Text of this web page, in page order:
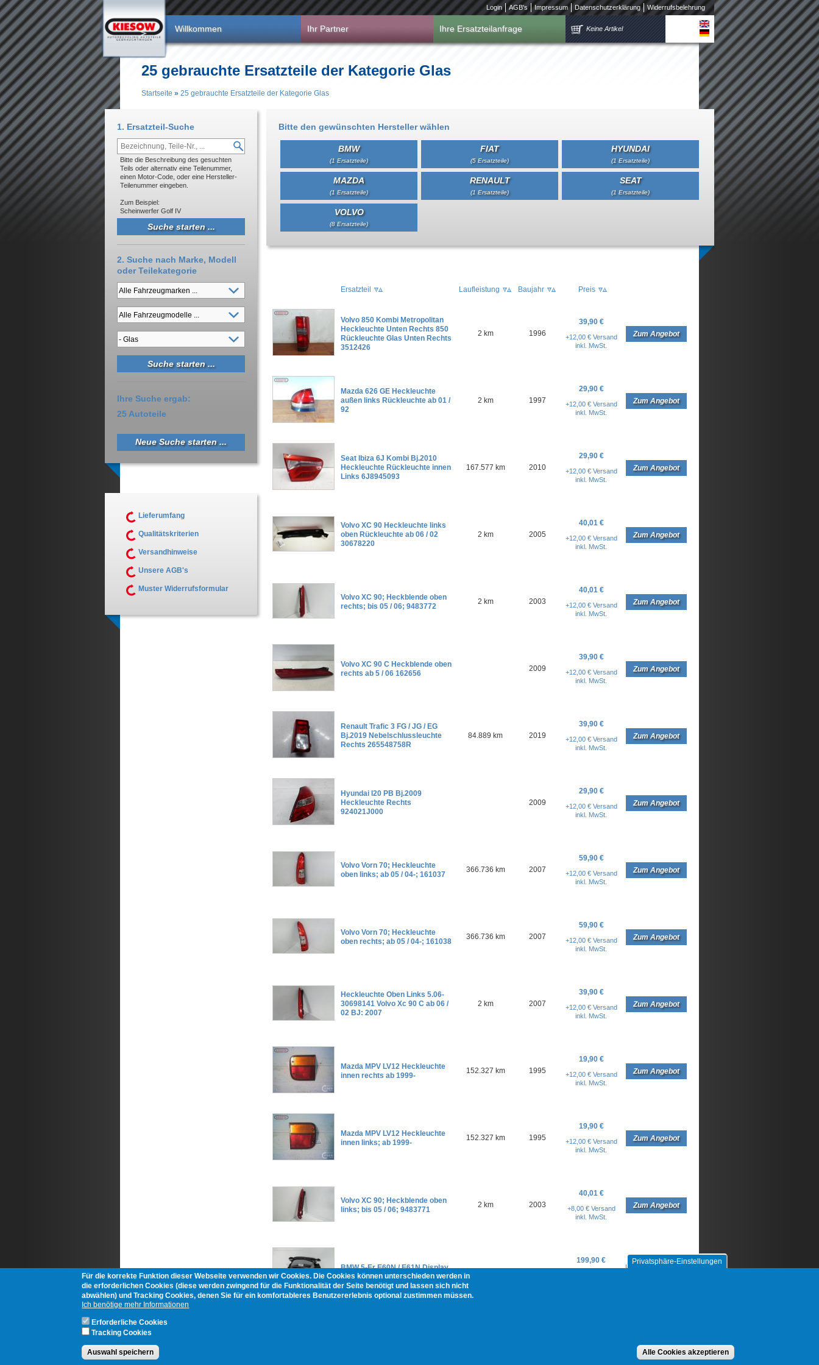
Direkt zum Inhalt Login AGB's Impressum Datenschutzerklärung Widerrufsbelehrung
Willkommen Ihr Partner Ihre Ersatzteilanfrage Keine Artikel
25 gebrauchte Ersatzteile der Kategorie Glas
Startseite » 25 gebrauchte Ersatzteile der Kategorie Glas
Bitte den gewünschten Hersteller wählen
BMW
(1 Ersatzteile)
FIAT
(5 Ersatzteile)
HYUNDAI
(1 Ersatzteile)
MAZDA
(1 Ersatzteile)
RENAULT
(1 Ersatzteile)
SEAT
(1 Ersatzteile)
VOLVO
(8 Ersatzteile)
Ersatzteil Laufleistung Baujahr Preis
Volvo 850 Kombi Metropolitan
Heckleuchte Unten Rechts 850
Rückleuchte Glas Unten Rechts
3512426
2 km 1996
39,90 €
+12,00 € Versand
inkl. MwSt.
Zum Angebot
Mazda 626 GE Heckleuchte
außen links Rückleuchte ab 01 /
92
2 km 1997
29,90 €
+12,00 € Versand
inkl. MwSt.
Zum Angebot
Seat Ibiza 6J Kombi Bj.2010
Heckleuchte Rückleuchte innen
Links 6J8945093
167.577 km 2010
29,90 €
+12,00 € Versand
inkl. MwSt.
Zum Angebot
Volvo XC 90 Heckleuchte links
oben Rückleuchte ab 06 / 02
30678220
2 km 2005
40,01 €
+12,00 € Versand
inkl. MwSt.
Zum Angebot
Volvo XC 90; Heckblende oben
rechts; bis 05 / 06; 9483772
2 km 2003
40,01 €
+12,00 € Versand
inkl. MwSt.
Zum Angebot
Volvo XC 90 C Heckblende oben
rechts ab 5 / 06 162656
2009
39,90 €
+12,00 € Versand
inkl. MwSt.
Zum Angebot
Renault Trafic 3 FG / JG / EG
Bj.2019 Nebelschlussleuchte
Rechts 265548758R
84.889 km 2019
39,90 €
+12,00 € Versand
inkl. MwSt.
Zum Angebot
Hyundai I20 PB Bj.2009
Heckleuchte Rechts
924021J000
2009
29,90 €
+12,00 € Versand
inkl. MwSt.
Zum Angebot
Volvo Vorn 70; Heckleuchte
oben links; ab 05 / 04-; 161037
366.736 km 2007
59,90 €
+12,00 € Versand
inkl. MwSt.
Zum Angebot
Volvo Vorn 70; Heckleuchte
oben rechts; ab 05 / 04-; 161038
366.736 km 2007
59,90 €
+12,00 € Versand
inkl. MwSt.
Zum Angebot
Heckleuchte Oben Links 5.06-
30698141 Volvo Xc 90 C ab 06 /
02 BJ: 2007
2 km 2007
39,90 €
+12,00 € Versand
inkl. MwSt.
Zum Angebot
Mazda MPV LV12 Heckleuchte
innen rechts ab 1999-
152.327 km 1995
19,90 €
+12,00 € Versand
inkl. MwSt.
Zum Angebot
Mazda MPV LV12 Heckleuchte
innen links; ab 1999-
152.327 km 1995
19,90 €
+12,00 € Versand
inkl. MwSt.
Zum Angebot
Volvo XC 90; Heckblende oben
links; bis 05 / 06; 9483771
2 km 2003
40,01 €
+8,00 € Versand
inkl. MwSt.
Zum Angebot
BMW 5-Er E60N / E61N Display
Head Up ab 2007 9159641
199,90 €
1. Ersatzteil-Suche
Bitte die Beschreibung des gesuchten
Teils oder alternativ eine Teilenummer,
einen Motor-Code, oder eine Hersteller-
Teilenummer eingeben.
Zum Beispiel:
Scheinwerfer Golf IV
2. Suche nach Marke, Modell
oder Teilekategorie
Ihre Suche ergab:
25 Autoteile
Neue Suche starten ...
Lieferumfang
Qualitätskriterien
Versandhinweise
Unsere AGB's
Muster Widerrufsformular
Login AGB's
Privatsphäre-Einstellungen
Für die korrekte Funktion dieser Webseite verwenden wir Cookies. Die Cookies können unterschieden werden in
die erforderlichen Cookies (diese werden zwingend für die Funktionalität der Seite benötigt und lassen sich nicht
abwählen) und Tracking Cookies, denen Sie für ein komfortableres Benutzererlebnis optional zustimmen müssen.
Ich benötige mehr Informationen
Erforderliche Cookies
Tracking Cookies
Auswahl speichern Alle Cookies akzeptieren